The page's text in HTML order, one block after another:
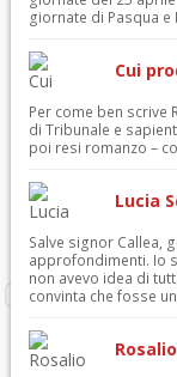
giornate di Pasqua
Cui
Per come ben scrive
di Tribunale e
poi resi romanzo –
Lucia
Salve signor Callea,
approfondimenti. Io
non avevo idea di
convinta che fosse
Rosalio